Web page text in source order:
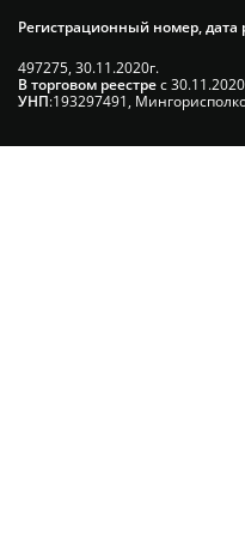
Регистрационный номер, дата
497275, 30.11.2020г.
В торговом реестрес
УНП:193297491,